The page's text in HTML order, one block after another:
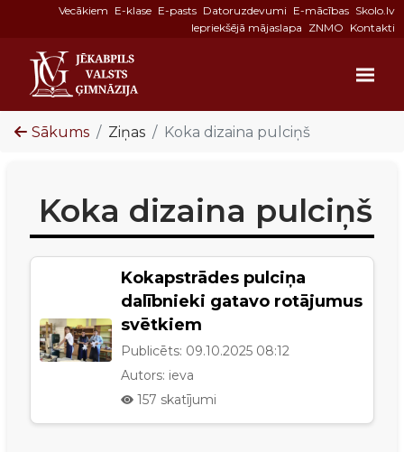
Vecākiem E-klase E-pasts Datoruzdevumi E-mācības Skolo.lv
Iepriekšējā mājaslapa ZNMO Kontakti
Sākums Ziņas Koka dizaina pulciņš
Koka dizaina pulciņš
Kokapstrādes pulciņa
dalībnieki gatavo rotājumus
svētkiem
Publicēts: 09.10.2025 08:12
Autors: ieva
157 skatījumi